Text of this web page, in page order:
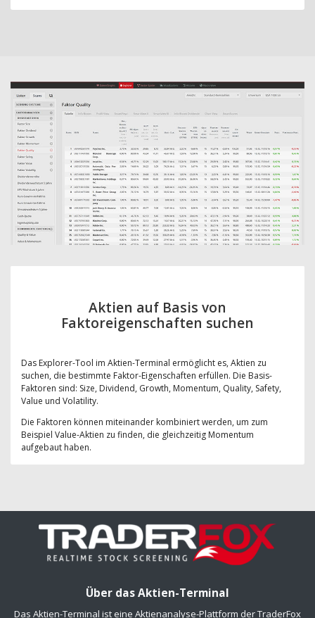
Aktien auf Basis von
Faktoreigenschaften suchen
Das Explorer-Tool im Aktien-Terminal ermöglicht es, Aktien zu
suchen, die bestimmte Faktor-Eigenschaften erfüllen. Die Basis-
Faktoren sind: Size, Dividend, Growth, Momentum, Quality, Safety,
Value und Volatility.
Die Faktoren können miteinander kombiniert werden, um zum
Beispiel Value-Aktien zu finden, die gleichzeitig Momentum
aufgebaut haben.
Über das Aktien-Terminal
Das Aktien-Terminal ist eine Aktienanalyse-Plattform der TraderFox